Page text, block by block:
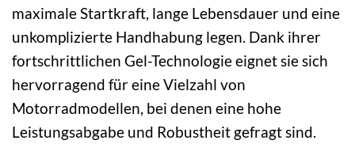
maximale Startkraft, lange Lebensdauer und eine
unkomplizierte Handhabung legen. Dank ihrer
fortschrittlichen Gel-Technologie eignet sie sich
hervorragend für eine Vielzahl von
Motorradmodellen, bei denen eine hohe
Leistungsabgabe und Robustheit gefragt sind.